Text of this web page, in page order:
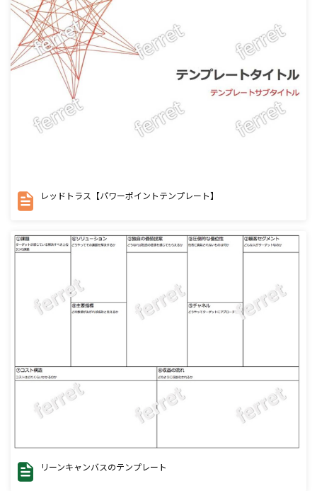
レッドトラス【パワーポイントテンプレート】
リーンキャンバスのテンプレート